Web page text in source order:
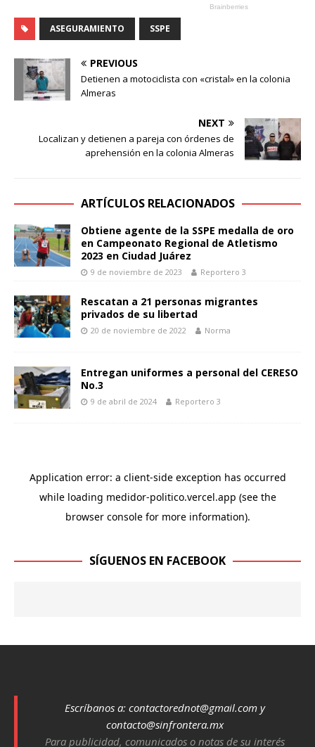
ASEGURAMIENTO SSPE
PREVIOUS
Detienen a motociclista con «cristal» en la colonia
Almeras
NEXT
Localizan y detienen a pareja con órdenes de
aprehensión en la colonia Almeras
ARTÍCULOS RELACIONADOS
Obtiene agente de la SSPE medalla de oro
en Campeonato Regional de Atletismo
2023 en Ciudad Juárez
9 de noviembre de 2023 Reportero 3
Rescatan a 21 personas migrantes
privados de su libertad
20 de noviembre de 2022 Norma
Entregan uniformes a personal del CERESO
No.3
9 de abril de 2024 Reportero 3
SÍGUENOS EN FACEBOOK
Escríbanos a: contactorednot@gmail.comy
contacto@sinfrontera.mx
Para publicidad, comunicados o notas de su interés